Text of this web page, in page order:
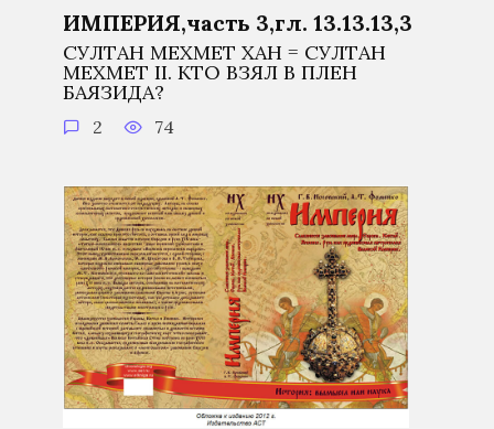
ИМПЕРИЯ,часть 3,гл. 13.13.13,3
СУЛТАН МЕХМЕТ ХАН = СУЛТАН
МЕХМЕТ II. КТО ВЗЯЛ В ПЛЕН
БАЯЗИДА?
2 74